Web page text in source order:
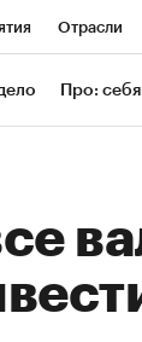
Отрасли
РБК Life
Про: себя